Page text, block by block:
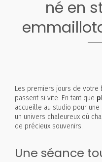
né en
Les premiers jours de
passent si vite. En tant que
accueille au studio pour une
un univers chaleureux où
de précieux souvenirs.
Une séance